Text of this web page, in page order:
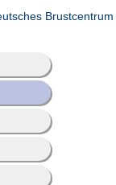
Brustcentrum